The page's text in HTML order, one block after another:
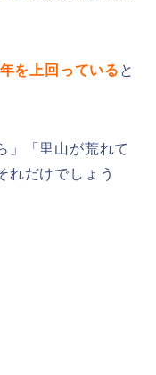
を上回っている と
」「里山が荒れて
だけでしょう